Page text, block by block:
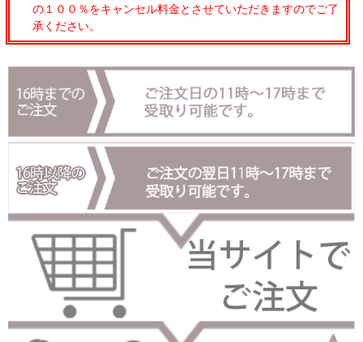
の１００％をキャンセル料金とさせていただきますのでご了
承ください。